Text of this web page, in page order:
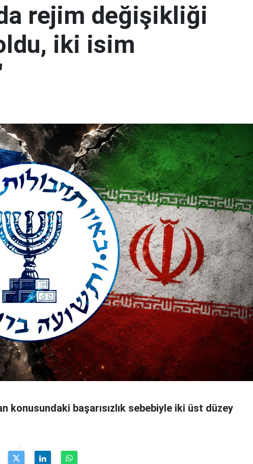
rejim değişikliği
iki isim
konusundaki başarısızlık sebebiyle iki üst düzey